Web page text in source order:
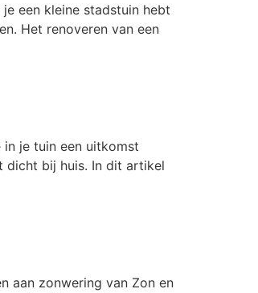
een kleine stadstuin hebt
Het renoveren van een
je tuin een uitkomst
dicht bij huis. In dit artikel
aan zonwering van Zon en